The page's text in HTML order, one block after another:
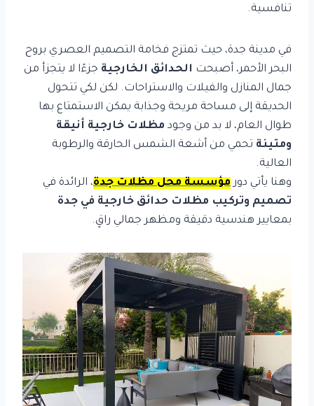
تنافسية.
في مدينة جدة، حيث تمتزج فخامة التصميم العصري بروح
البحر الأحمر، أصبحت الحدائق الخارجية جزءًا لا يتجزأ من
جمال المنازل والفيلات والاستراحات. لكن لكي تتحول
الحديقة إلى مساحة مريحة وجذابة يمكن الاستمتاع بها
طوال العام، لا بد من وجود مظلات خارجية أنيقة
ومتينة تحمي من أشعة الشمس الحارقة والرطوبة
العالية.
وهنا يأتي دورمؤسسة محل مظلات جدة، الرائدة في
تصميم وتركيب مظلات حدائق خارجية في جدة
بمعايير هندسية دقيقة ومظهر جمالي راقٍ.